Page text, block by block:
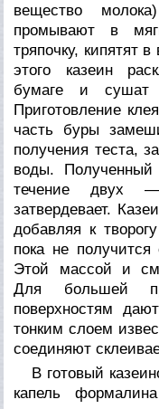
вещество
промывают в
тряпочку, кипятят
этого казеин
бумаге и сушат
Приготовление
часть буры
получения теста,
воды.
течение двух
затвердевает.
добавляя к
пока не получится
Этой массой и
Для большей
поверхностям
тонким слоем
соединяют
В готовый
капель